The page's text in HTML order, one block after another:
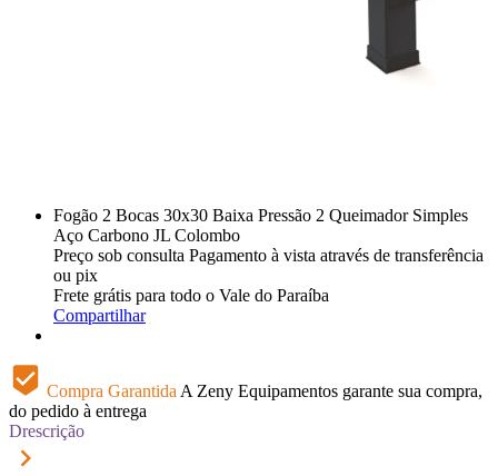
Fogão 2 Bocas 30x30 Baixa Pressão 2 Queimador Simples
Aço Carbono JL Colombo
Preço sob consulta Pagamento à vista através de transferência
ou pix
Frete grátis para todo o Vale do Paraíba
Compartilhar
beenhere Compra Garantida A Zeny Equipamentos garante sua compra,
do pedido à entrega
Drescrição
keyboard_arrow_right